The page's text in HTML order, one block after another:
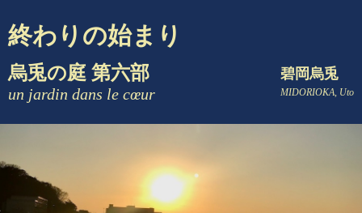
終わりの始まり
烏兎の庭 第六部
un jardin dans le cœur
碧岡烏兎
MIDORIOKA, Uto